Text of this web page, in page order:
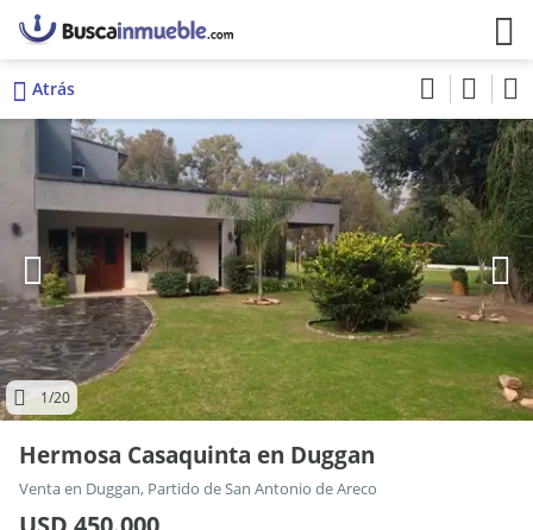
Atrás
1/20
Hermosa Casaquinta en Duggan
Venta en Duggan, Partido de San Antonio de Areco